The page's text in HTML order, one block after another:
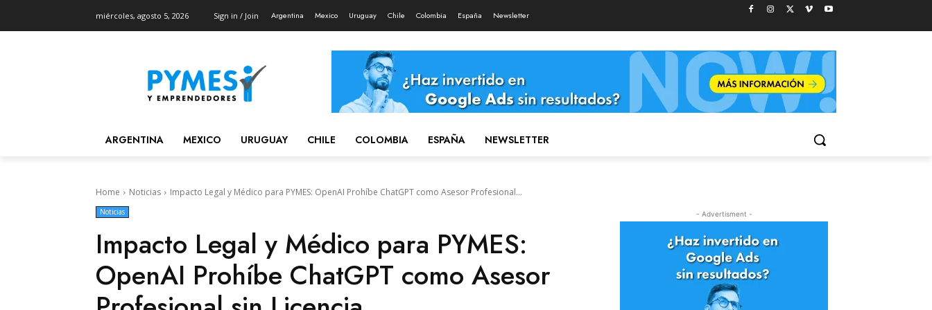
miércoles, agosto 5, 2026 Sign in / Join Argentina Mexico Uruguay Chile Colombia España Newsletter
ARGENTINA MEXICO URUGUAY CHILE COLOMBIA ESPAÑA NEWSLETTER
Home Noticias Impacto Legal y Médico para PYMES: OpenAI Prohíbe ChatGPT como Asesor Profesional...
Noticias
Impacto Legal y Médico para PYMES:
OpenAI Prohíbe ChatGPT como Asesor
- Advertisment -